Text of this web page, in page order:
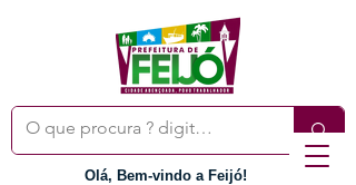
Olá, Bem-vindo a Feijó!